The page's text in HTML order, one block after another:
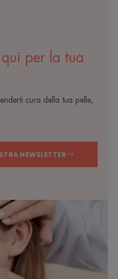
per la tua
cura della tua pelle,
NEWSLETTER